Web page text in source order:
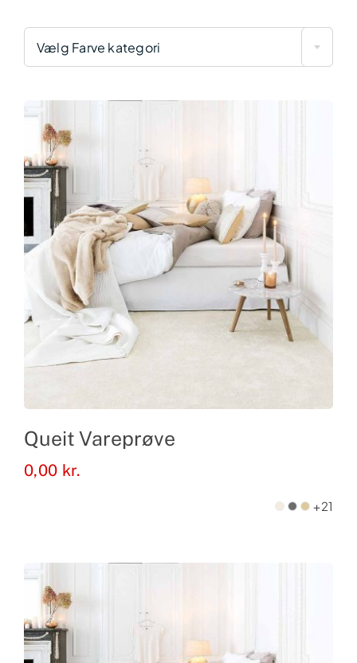
Vælg Farve kategori
Queit Vareprøve
0,00 kr.
+21